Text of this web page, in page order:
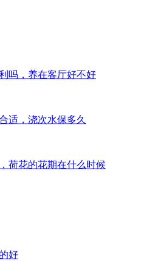
吗，养在客厅好不好
适，浇次水保多久
荷花的花期在什么时候
好